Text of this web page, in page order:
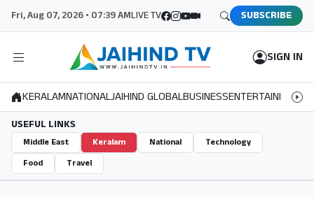
Fri, Aug 07, 2026 • 07:39 AMLIVE TV SUBSCRIBE
SIGN IN
KERALAMNATIONALJAIHIND GLOBALBUSINESSENTERTAINMENT
USEFUL LINKS
Middle East Keralam National
Technology
Food
Travel